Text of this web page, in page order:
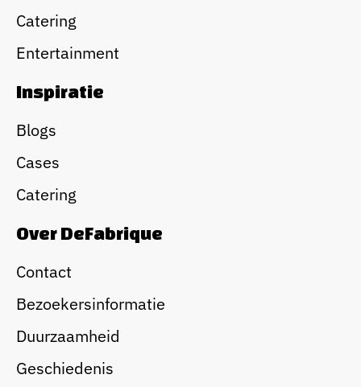
Catering
Entertainment
Inspiratie
Blogs
Cases
Catering
Over DeFabrique
Contact
Bezoekersinformatie
Duurzaamheid
Geschiedenis